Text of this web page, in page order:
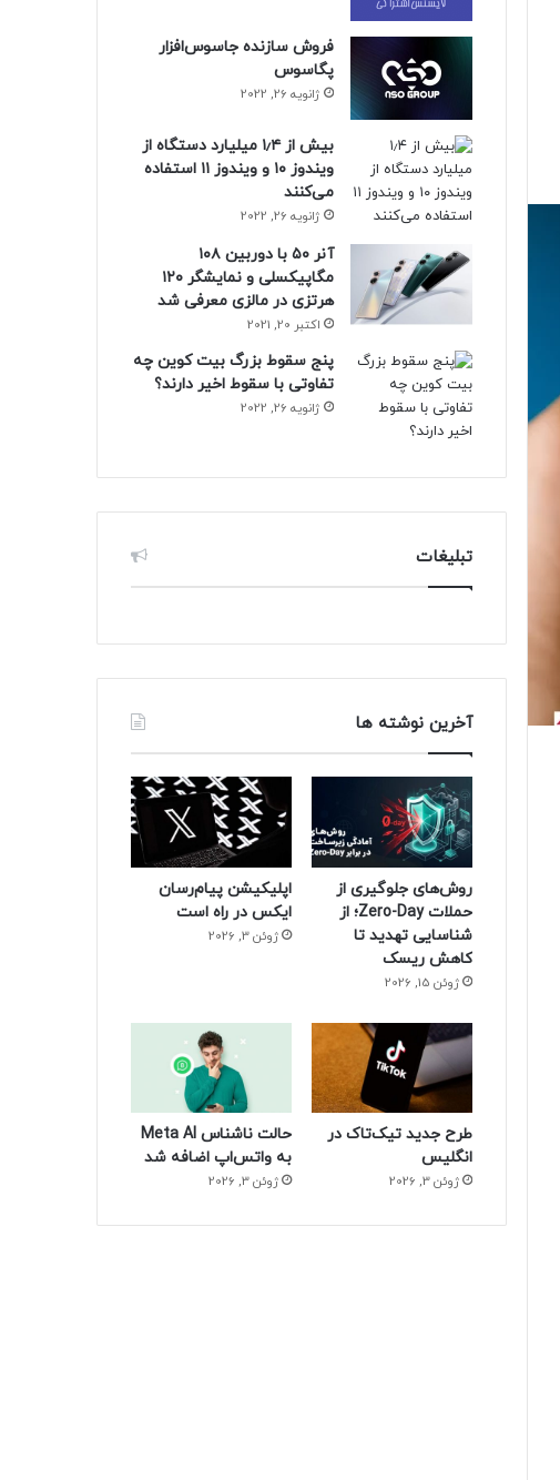
فروش سازنده جاسوس‌افزار
پگاسوس
ژانویه 26, 2022
بیش از ۱٫۴ میلیارد دستگاه از
ویندوز ۱۰ و ویندوز ۱۱ استفاده
می‌کنند
ژانویه 26, 2022
آنر ۵۰ با دوربین ۱۰۸
مگاپیکسلی و نمایشگر ۱۲۰
هرتزی در مالزی معرفی شد
اکتبر 20, 2021
پنج سقوط بزرگ بیت کوین چه
تفاوتی با سقوط اخیر دارند؟
ژانویه 26, 2022
تبلیغات
آخرین نوشته ها
روش‌های جلوگیری از
حملات Zero-Day؛ از
شناسایی تهدید تا
کاهش ریسک
ژوئن 15, 2026
اپلیکیشن پیام‌رسان
ایکس در راه است
ژوئن 3, 2026
طرح جدید تیک‌تاک در
انگلیس
ژوئن 3, 2026
حالت ناشناس Meta AI
به واتس‌اپ اضافه شد
ژوئن 3, 2026